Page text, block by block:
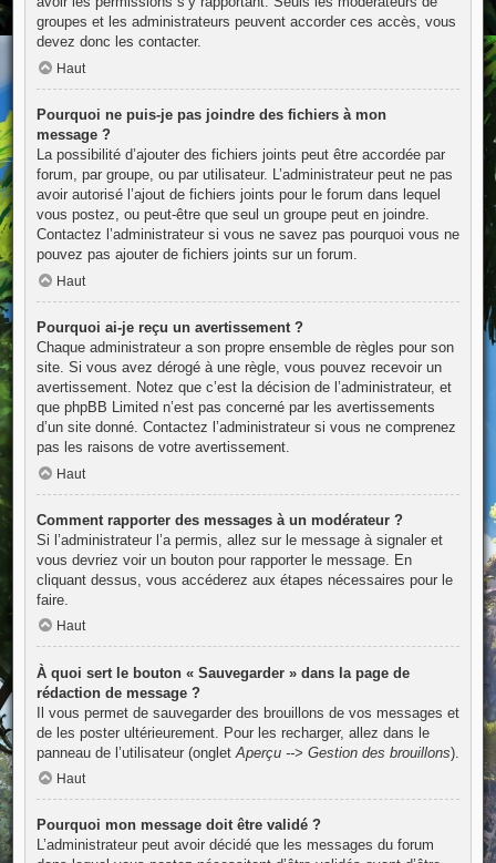
groupes et les administrateurs peuvent accorder ces accès, vous
devez donc les contacter.
Haut
Pourquoi ne puis-je pas joindre des fichiers à mon
message ?
La possibilité d’ajouter des fichiers joints peut être accordée par
forum, par groupe, ou par utilisateur. L’administrateur peut ne pas
avoir autorisé l’ajout de fichiers joints pour le forum dans lequel
vous postez, ou peut-être que seul un groupe peut en joindre.
Contactez l’administrateur si vous ne savez pas pourquoi vous ne
pouvez pas ajouter de fichiers joints sur un forum.
Haut
Pourquoi ai-je reçu un avertissement ?
Chaque administrateur a son propre ensemble de règles pour son
site. Si vous avez dérogé à une règle, vous pouvez recevoir un
avertissement. Notez que c’est la décision de l’administrateur, et
que phpBB Limited n’est pas concerné par les avertissements
d’un site donné. Contactez l’administrateur si vous ne comprenez
pas les raisons de votre avertissement.
Haut
Comment rapporter des messages à un modérateur ?
Si l’administrateur l’a permis, allez sur le message à signaler et
vous devriez voir un bouton pour rapporter le message. En
cliquant dessus, vous accéderez aux étapes nécessaires pour le
faire.
Haut
À quoi sert le bouton « Sauvegarder » dans la page de
rédaction de message ?
Il vous permet de sauvegarder des brouillons de vos messages et
de les poster ultérieurement. Pour les recharger, allez dans le
panneau de l’utilisateur (onglet Aperçu --> Gestion des brouillons).
Haut
Pourquoi mon message doit être validé ?
L’administrateur peut avoir décidé que les messages du forum